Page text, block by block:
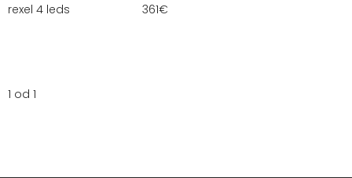
rexel 4 leds 361€
1 od 1